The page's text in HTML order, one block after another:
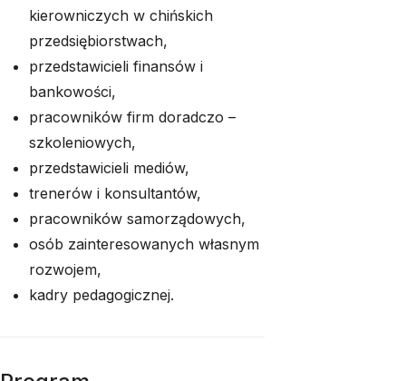
kierowniczych w chińskich
przedsiębiorstwach,
przedstawicieli finansów i
bankowości,
pracowników firm doradczo –
szkoleniowych,
przedstawicieli mediów,
trenerów i konsultantów,
pracowników samorządowych,
osób zainteresowanych własnym
rozwojem,
kadry pedagogicznej.